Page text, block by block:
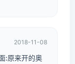
2018-11-08
:原来开的奥